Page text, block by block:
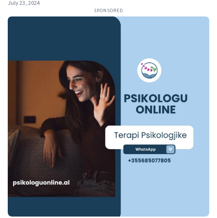
July 23, 2024
SPONSORED